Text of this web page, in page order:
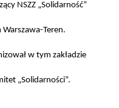
NSZZ „Solidarność”
Warszawa-Teren.
w tym zakładzie
„Solidarności”.